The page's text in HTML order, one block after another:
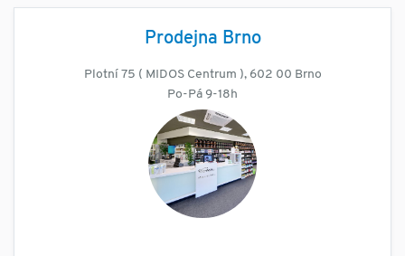
Prodejna Brno
Plotní 75 ( MIDOS Centrum ), 602 00 Brno
Po-Pá 9-18h